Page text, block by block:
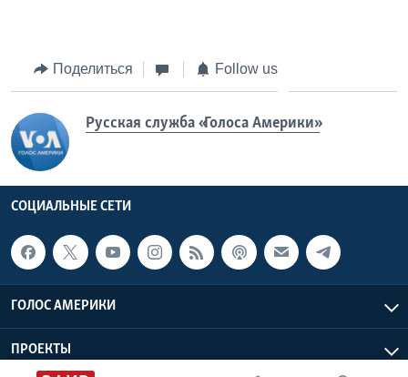
Поделиться Follow us
Русская служба «Голоса Америки»
СОЦИАЛЬНЫЕ СЕТИ
ГОЛОС АМЕРИКИ
ПРОЕКТЫ